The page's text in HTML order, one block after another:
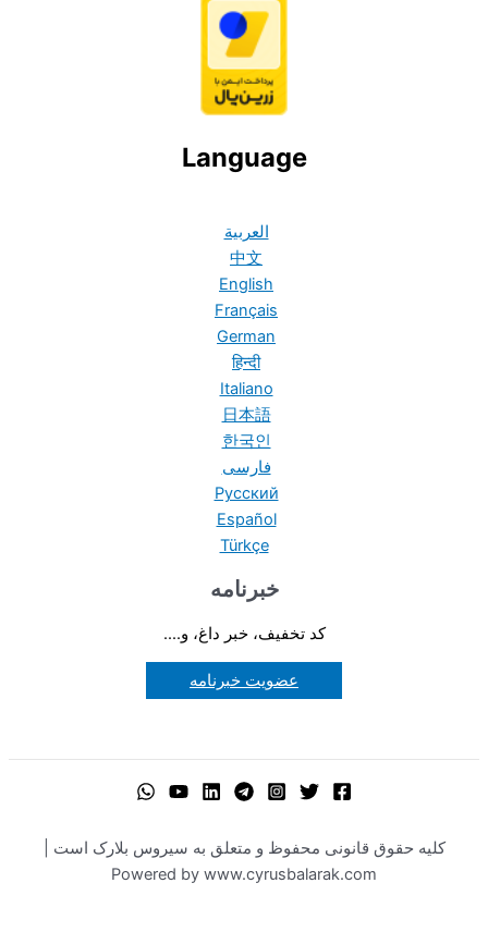
Language
العربية
中文
English
Français
German
हिन्दी
Italiano
日本語
한국인
فارسی
Русский
Español
Türkçe
خبرنامه
کد تخفیف، خبر داغ، و....
عضویت خبرنامه
کلیه حقوق قانونی محفوظ و متعلق به سیروس بلارک است |
Powered by www.cyrusbalarak.com